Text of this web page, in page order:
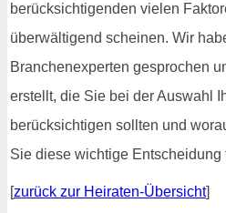
berücksichtigenden vielen
überwältigend scheinen. Wir
Branchenexperten gesprochen
erstellt, die Sie bei der Auswahl
berücksichtigen sollten und
Sie diese wichtige Entscheidung
[zurück zur Heiraten-Übersicht]